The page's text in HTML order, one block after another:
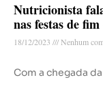
Nutricionista
nas festas de
18/12/2023 Nenhum
Com a chegada